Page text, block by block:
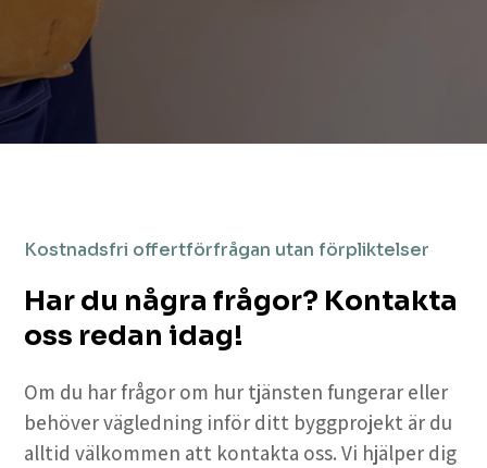
Kostnadsfri offertförfrågan utan förpliktelser
Har du några frågor? Kontakta
oss redan idag!
Om du har frågor om hur tjänsten fungerar eller
behöver vägledning inför ditt byggprojekt är du
alltid välkommen att kontakta oss. Vi hjälper dig